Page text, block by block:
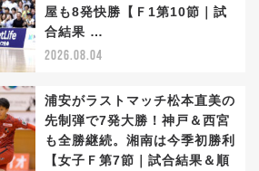
屋も8発快勝【Ｆ1第10節｜試
合結果 …
2026.08.04
浦安がラストマッチ松本直美の
先制弾で7発大勝！神戸＆西宮
も全勝継続。湘南は今季初勝利
【女子Ｆ第7節｜試合結果＆順